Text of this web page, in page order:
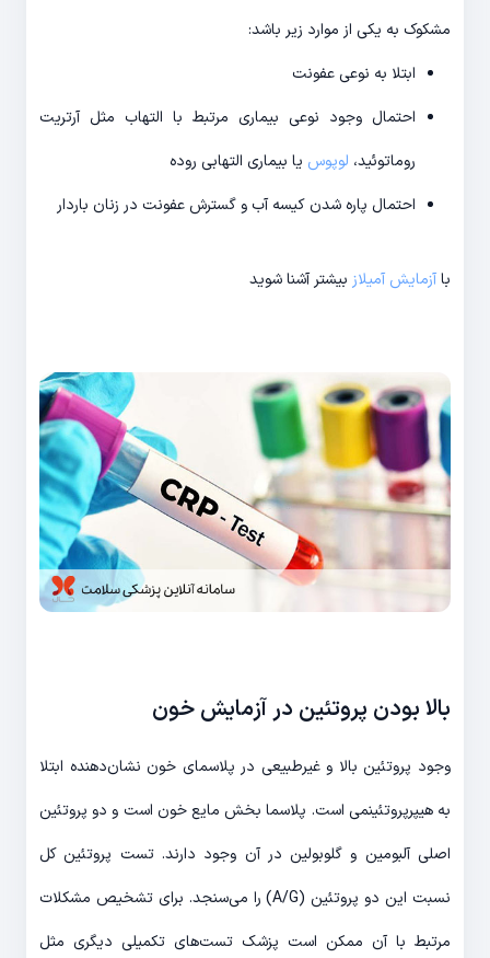
مشکوک به یکی از موارد زیر باشد:
ابتلا به نوعی عفونت
احتمال وجود نوعی بیماری مرتبط با التهاب مثل آرتریت
روماتوئید، لوپوس یا بیماری التهابی روده
احتمال پاره شدن کیسه آب و گسترش عفونت در زنان باردار
باآزمایش آمیلاز بیشتر آشنا شوید
بالا بودن پروتئین در آزمایش خون
وجود پروتئین بالا و غیرطبیعی در پلاسمای خون نشان‌دهنده ابتلا
به هیپرپروتئینمی است. پلاسما بخش مایع خون است و دو پروتئین
اصلی آلبومین و گلوبولین در آن وجود دارند. تست پروتئین کل
نسبت این دو پروتئین (A/G) را می‌سنجد. برای تشخیص مشکلات
مرتبط با آن ممکن است پزشک تست‌های تکمیلی دیگری مثل